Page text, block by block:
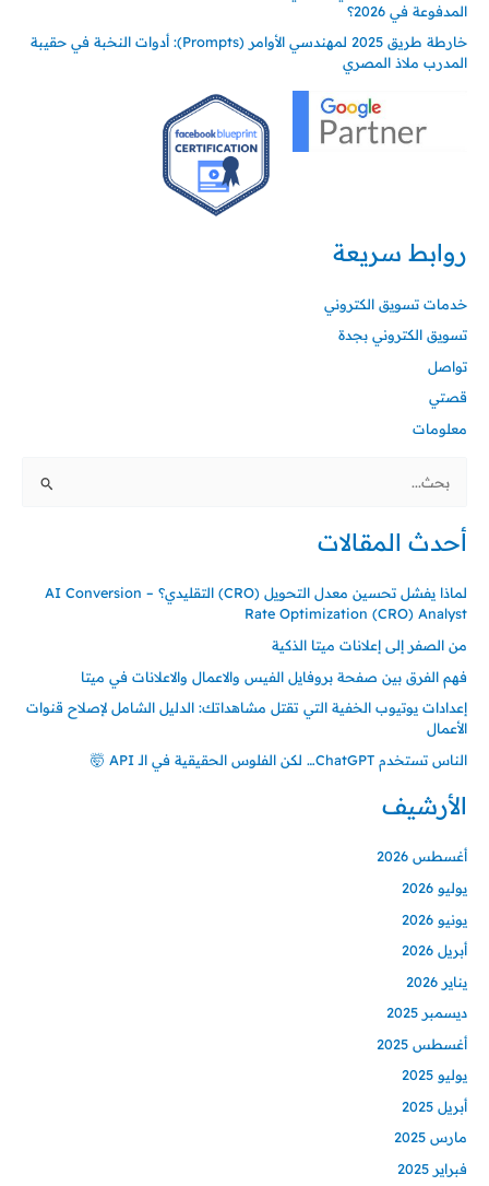
المدفوعة في 2026؟
خارطة طريق 2025 لمهندسي الأوامر (Prompts): أدوات النخبة في حقيبة
المدرب ملاذ المصري
روابط سريعة
خدمات تسويق الكتروني
تسويق الكتروني بجدة
تواصل
قصتي
معلومات
البحث
أحدث المقالات
لماذا يفشل تحسين معدل التحويل (CRO) التقليدي؟ – AI Conversion
Rate Optimization (CRO) Analyst
من الصفر إلى إعلانات ميتا الذكية
فهم الفرق بين صفحة بروفايل الفيس والاعمال والاعلانات في ميتا
إعدادات يوتيوب الخفية التي تقتل مشاهداتك: الدليل الشامل لإصلاح قنوات
الأعمال
الناس تستخدم ChatGPT… لكن الفلوس الحقيقية في الـ API 🤯
الأرشيف
أغسطس 2026
يوليو 2026
يونيو 2026
أبريل 2026
يناير 2026
ديسمبر 2025
أغسطس 2025
يوليو 2025
أبريل 2025
مارس 2025
فبراير 2025